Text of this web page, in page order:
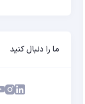
ما را دنبال کنید